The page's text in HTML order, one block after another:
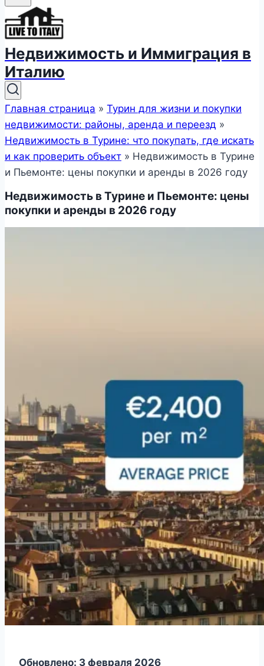
Недвижимость и Иммиграция в
Италию
Главная страница » Турин для жизни и покупки
недвижимости: районы, аренда и переезд »
Недвижимость в Турине: что покупать, где искать
и как проверить объект » Недвижимость в Турине
и Пьемонте: цены покупки и аренды в 2026 году
Недвижимость в Турине и Пьемонте: цены
покупки и аренды в 2026 году
Обновлено: 3 февраля 2026